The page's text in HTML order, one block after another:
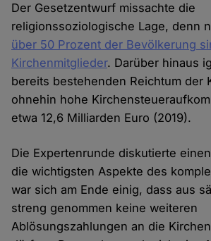
Der Gesetzentwurf missachte die
religionssoziologische Lage, denn
über 50 Prozent der Bevölkerung
Kirchenmitglieder. Darüber hinaus
bereits bestehenden Reichtum der
ohnehin hohe
etwa 12,6 Milliarden Euro (2019).
Die Expertenrunde diskutierte
die wichtigsten Aspekte des
war sich am Ende einig, dass aus
streng genommen keine weiteren
Ablösungszahlungen an die